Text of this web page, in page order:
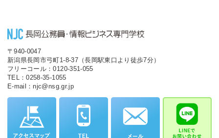
〒940-0047
新潟県長岡市弓町1-8-37（長岡駅東口より徒歩7分）
フリーコール：0120-351-055
TEL：0258-35-1055
E-mail：njc@nsg.gr.jp